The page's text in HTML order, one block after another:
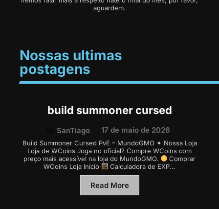
aguardem.
Nossas ultimas
postagens
build summoner cursed
SanTiago 17 de maio de 2026
Build Summoner Cursed PvE – MundoGMO ✦ Nossa Loja
Loja de WCoins Joga no oficial? Compre WCoins com
preço mais acessível na loja do MundoGMO.
Comprar
WCoins Loja Início
Calculadora de EXP...
Read More